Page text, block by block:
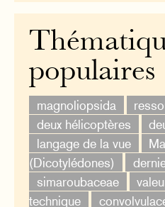
populaires
magnoliopsida
deux hélicoptères
langage de la vue
(Dicotylédones)
simaroubaceae
technique